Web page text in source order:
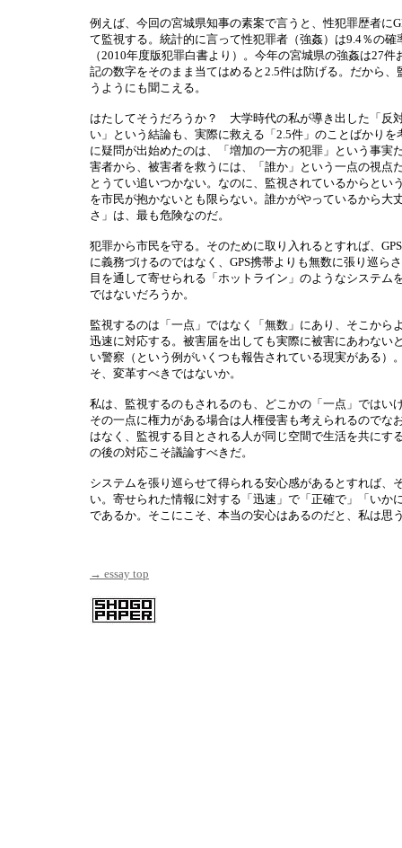
例えば、今回の宮城県知事の素案で言うと、性犯罪歴者に
て監視する。統計的に言って性犯罪者（強姦）は9.4％の確
（2010年度版犯罪白書より）。今年の宮城県の強姦は27件
記の数字をそのまま当てはめると2.5件は防げる。だから、
うようにも聞こえる。
はたしてそうだろうか？ 大学時代の私が導き出した「反
い」という結論も、実際に救える「2.5件」のことばかりを
に疑問が出始めたのは、「増加の一方の犯罪」という事実
害者から、被害者を救うには、「誰か」という一点の視点
とうてい追いつかない。なのに、監視されているからとい
を市民が抱かないとも限らない。誰かがやっているから大
さ」は、最も危険なのだ。
犯罪から市民を守る。そのために取り入れるとすれば、
に義務づけるのではなく、GPS携帯よりも無数に張り巡ら
目を通して寄せられる「ホットライン」のようなシステム
ではないだろうか。
監視するのは「一点」ではなく「無数」にあり、そこから
迅速に対応する。被害届を出しても実際に被害にあわない
い警察（という例がいくつも報告されている現実がある）
そ、変革すべきではないか。
私は、監視するのもされるのも、どこかの「一点」ではい
その一点に権力がある場合は人権侵害も考えられるのでな
はなく、監視する目とされる人が同じ空間で生活を共にす
の後の対応こそ議論すべきだ。
システムを張り巡らせて得られる安心感があるとすれば、
い。寄せられた情報に対する「迅速」で「正確で」「いか
であるか。そこにこそ、本当の安心はあるのだと、私は思
→ essay top